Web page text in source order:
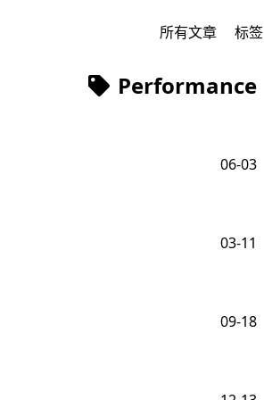
所有文章 标签
Performance
06-03
03-11
09-18